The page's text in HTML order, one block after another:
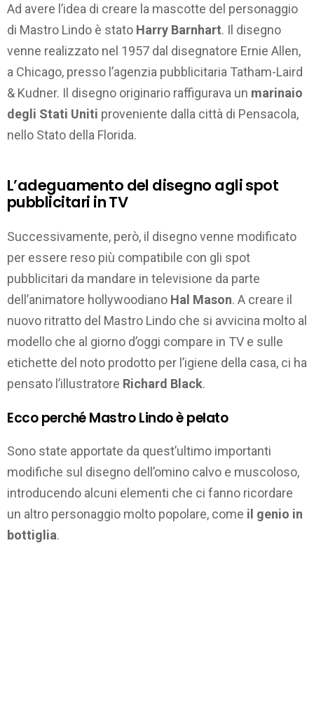
Ad avere l’idea di creare la mascotte del personaggio
di Mastro Lindo è stato Harry Barnhart. Il disegno
venne realizzato nel 1957 dal disegnatore Ernie Allen,
a Chicago, presso l’agenzia pubblicitaria Tatham-Laird
& Kudner. Il disegno originario raffigurava un marinaio
degli Stati Uniti proveniente dalla città di Pensacola,
nello Stato della Florida.
L’adeguamento del disegno agli spot
pubblicitari in TV
Successivamente, però, il disegno venne modificato
per essere reso più compatibile con gli spot
pubblicitari da mandare in televisione da parte
dell’animatore hollywoodiano Hal Mason. A creare il
nuovo ritratto del Mastro Lindo che si avvicina molto al
modello che al giorno d’oggi compare in TV e sulle
etichette del noto prodotto per l’igiene della casa, ci ha
pensato l’illustratore Richard Black.
Ecco perché Mastro Lindo è pelato
Sono state apportate da quest’ultimo importanti
modifiche sul disegno dell’omino calvo e muscoloso,
introducendo alcuni elementi che ci fanno ricordare
un altro personaggio molto popolare, come il genio in
bottiglia.